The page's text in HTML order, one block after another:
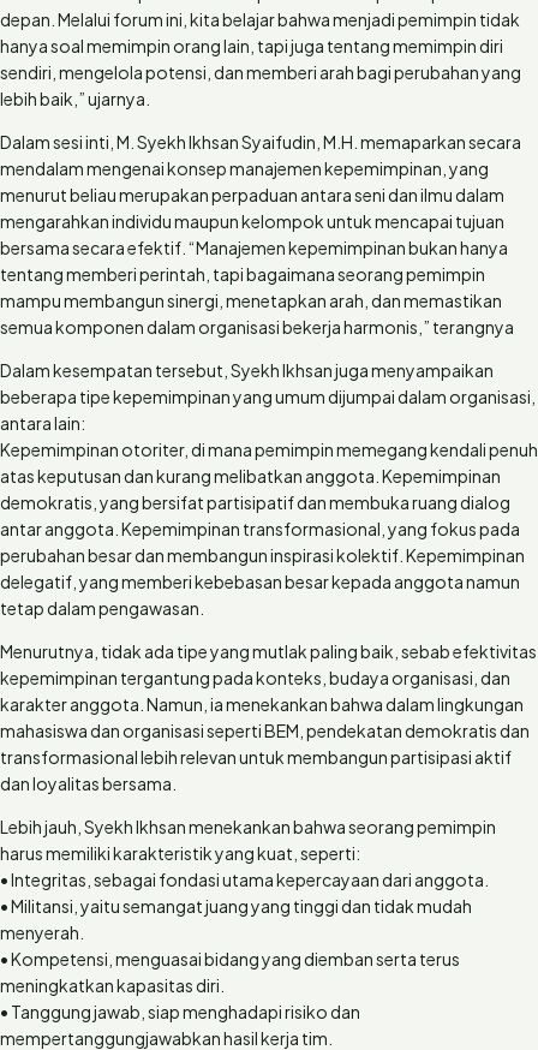
depan. Melalui forum ini, kita belajar bahwa menjadi pemimpin tidak
hanya soal memimpin orang lain, tapi juga tentang memimpin diri
sendiri, mengelola potensi, dan memberi arah bagi perubahan yang
lebih baik,” ujarnya.
Dalam sesi inti, M. Syekh Ikhsan Syaifudin, M.H. memaparkan secara
mendalam mengenai konsep manajemen kepemimpinan, yang
menurut beliau merupakan perpaduan antara seni dan ilmu dalam
mengarahkan individu maupun kelompok untuk mencapai tujuan
bersama secara efektif. “Manajemen kepemimpinan bukan hanya
tentang memberi perintah, tapi bagaimana seorang pemimpin
mampu membangun sinergi, menetapkan arah, dan memastikan
semua komponen dalam organisasi bekerja harmonis,” terangnya
Dalam kesempatan tersebut, Syekh Ikhsan juga menyampaikan
beberapa tipe kepemimpinan yang umum dijumpai dalam organisasi,
antara lain:
Kepemimpinan otoriter, di mana pemimpin memegang kendali penuh
atas keputusan dan kurang melibatkan anggota. Kepemimpinan
demokratis, yang bersifat partisipatif dan membuka ruang dialog
antar anggota. Kepemimpinan transformasional, yang fokus pada
perubahan besar dan membangun inspirasi kolektif. Kepemimpinan
delegatif, yang memberi kebebasan besar kepada anggota namun
tetap dalam pengawasan.
Menurutnya, tidak ada tipe yang mutlak paling baik, sebab efektivitas
kepemimpinan tergantung pada konteks, budaya organisasi, dan
karakter anggota. Namun, ia menekankan bahwa dalam lingkungan
mahasiswa dan organisasi seperti BEM, pendekatan demokratis dan
transformasional lebih relevan untuk membangun partisipasi aktif
dan loyalitas bersama.
Lebih jauh, Syekh Ikhsan menekankan bahwa seorang pemimpin
harus memiliki karakteristik yang kuat, seperti:
• Integritas, sebagai fondasi utama kepercayaan dari anggota.
• Militansi, yaitu semangat juang yang tinggi dan tidak mudah
menyerah.
• Kompetensi, menguasai bidang yang diemban serta terus
meningkatkan kapasitas diri.
• Tanggung jawab, siap menghadapi risiko dan
mempertanggungjawabkan hasil kerja tim.